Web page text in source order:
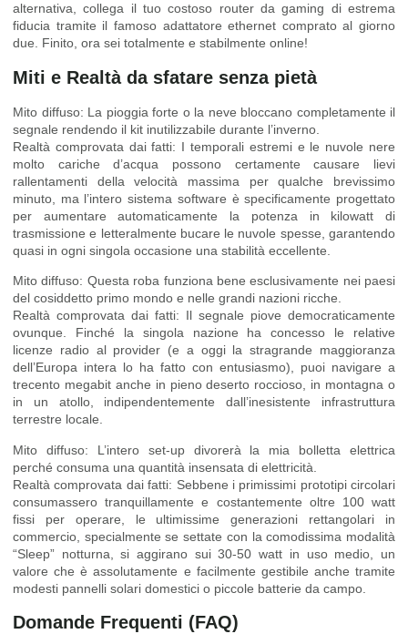
alternativa, collega il tuo costoso router da gaming di estrema
fiducia tramite il famoso adattatore ethernet comprato al giorno
due. Finito, ora sei totalmente e stabilmente online!
Miti e Realtà da sfatare senza pietà
Mito diffuso: La pioggia forte o la neve bloccano completamente il
segnale rendendo il kit inutilizzabile durante l’inverno.
Realtà comprovata dai fatti: I temporali estremi e le nuvole nere
molto cariche d’acqua possono certamente causare lievi
rallentamenti della velocità massima per qualche brevissimo
minuto, ma l’intero sistema software è specificamente progettato
per aumentare automaticamente la potenza in kilowatt di
trasmissione e letteralmente bucare le nuvole spesse, garantendo
quasi in ogni singola occasione una stabilità eccellente.
Mito diffuso: Questa roba funziona bene esclusivamente nei paesi
del cosiddetto primo mondo e nelle grandi nazioni ricche.
Realtà comprovata dai fatti: Il segnale piove democraticamente
ovunque. Finché la singola nazione ha concesso le relative
licenze radio al provider (e a oggi la stragrande maggioranza
dell’Europa intera lo ha fatto con entusiasmo), puoi navigare a
trecento megabit anche in pieno deserto roccioso, in montagna o
in un atollo, indipendentemente dall’inesistente infrastruttura
terrestre locale.
Mito diffuso: L’intero set-up divorerà la mia bolletta elettrica
perché consuma una quantità insensata di elettricità.
Realtà comprovata dai fatti: Sebbene i primissimi prototipi circolari
consumassero tranquillamente e costantemente oltre 100 watt
fissi per operare, le ultimissime generazioni rettangolari in
commercio, specialmente se settate con la comodissima modalità
“Sleep” notturna, si aggirano sui 30-50 watt in uso medio, un
valore che è assolutamente e facilmente gestibile anche tramite
modesti pannelli solari domestici o piccole batterie da campo.
Domande Frequenti (FAQ)